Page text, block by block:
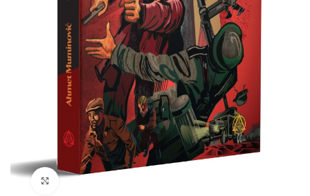
Klikni da povečaš